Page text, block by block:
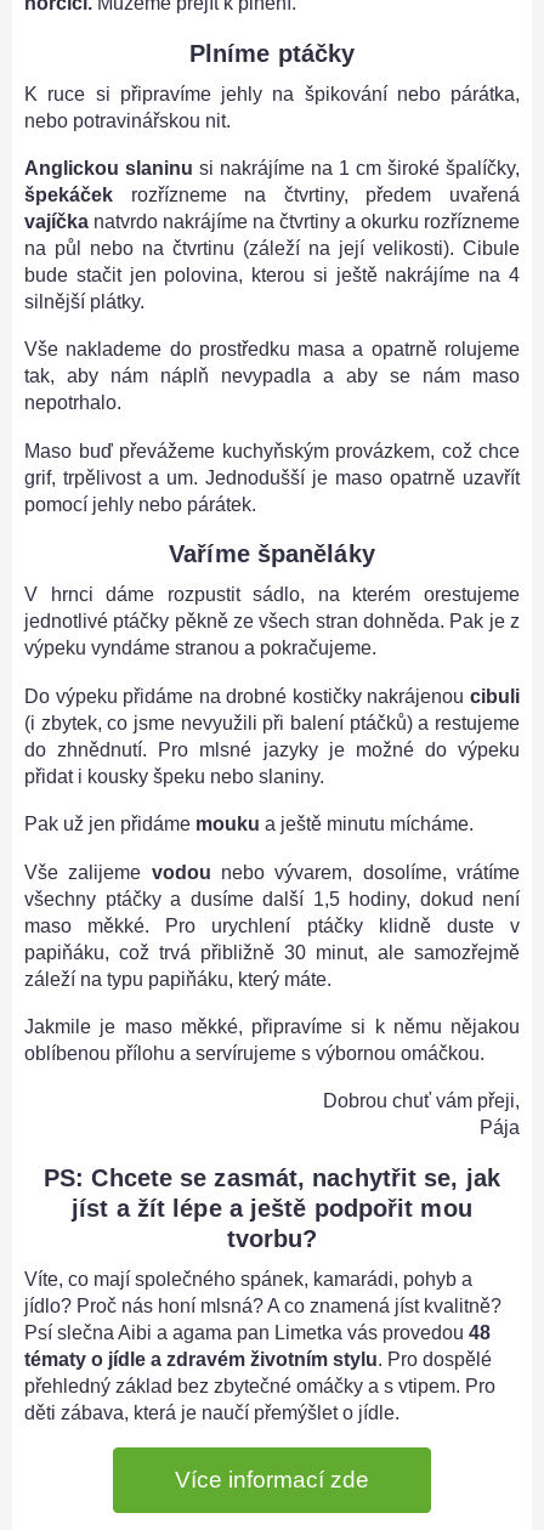
Plníme ptáčky
K ruce si připravíme jehly na špikování nebo párátka,
nebo potravinářskou nit.
Anglickou slaninu si nakrájíme na 1 cm široké špalíčky,
špekáček rozřízneme na čtvrtiny, předem uvařená
vajíčka natvrdo nakrájíme na čtvrtiny a okurku rozřízneme
na půl nebo na čtvrtinu (záleží na její velikosti). Cibule
bude stačit jen polovina, kterou si ještě nakrájíme na 4
silnější plátky.
Vše naklademe do prostředku masa a opatrně rolujeme
tak, aby nám náplň nevypadla a aby se nám maso
nepotrhalo.
Maso buď převážeme kuchyňským provázkem, což chce
grif, trpělivost a um. Jednodušší je maso opatrně uzavřít
pomocí jehly nebo párátek.
Vaříme španěláky
V hrnci dáme rozpustit sádlo, na kterém orestujeme
jednotlivé ptáčky pěkně ze všech stran dohněda. Pak je z
výpeku vyndáme stranou a pokračujeme.
Do výpeku přidáme na drobné kostičky nakrájenou cibuli
(i zbytek, co jsme nevyužili při balení ptáčků) a restujeme
do zhnědnutí. Pro mlsné jazyky je možné do výpeku
přidat i kousky špeku nebo slaniny.
Pak už jen přidáme mouku a ještě minutu mícháme.
Vše zalijeme vodou nebo vývarem, dosolíme, vrátíme
všechny ptáčky a dusíme další 1,5 hodiny, dokud není
maso měkké. Pro urychlení ptáčky klidně duste v
papiňáku, což trvá přibližně 30 minut, ale samozřejmě
záleží na typu papiňáku, který máte.
Jakmile je maso měkké, připravíme si k němu nějakou
oblíbenou přílohu a servírujeme s výbornou omáčkou.
Dobrou chuť vám přeji,
Pája
PS: Chcete se zasmát, nachytřit se, jak
jíst a žít lépe a ještě podpořit mou
tvorbu?
Víte, co mají společného spánek, kamarádi, pohyb a
jídlo? Proč nás honí mlsná? A co znamená jíst kvalitně?
Psí slečna Aibi a agama pan Limetka vás provedou 48
tématy o jídle a zdravém životním stylu. Pro dospělé
přehledný základ bez zbytečné omáčky a s vtipem. Pro
děti zábava, která je naučí přemýšlet o jídle.
Více informací zde